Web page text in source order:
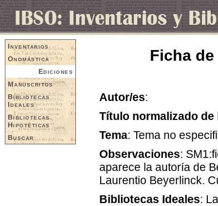
Inventarios
Onomástica
Ediciones
Manuscritos
Bibliotecas
Ideales
Bibliotecas
Hipotéticas
Buscar
Ficha
Autor/es:
Título normalizado de
Tema: Tema no
Observaciones:
aparece la autoría de
Laurentio Beyerlinck.
Bibliotecas Ideales: